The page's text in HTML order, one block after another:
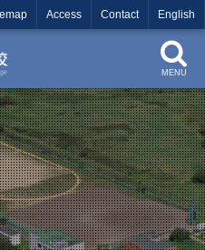
Access Contact English
MENU